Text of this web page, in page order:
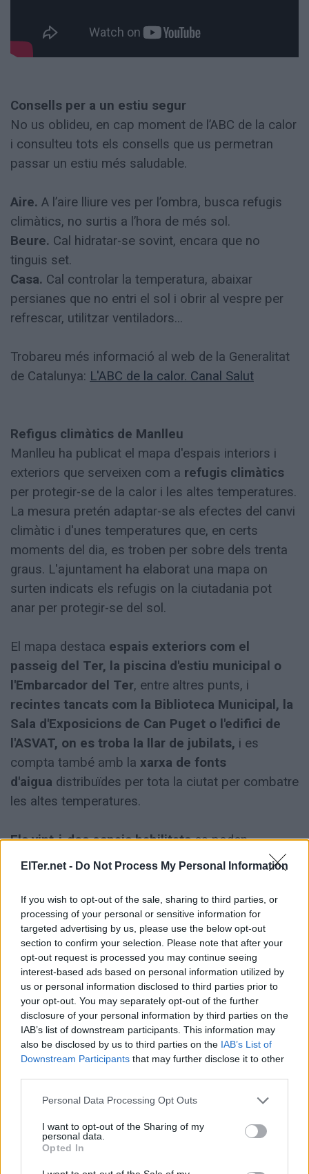
ElTer.net - Do Not Process My Personal Information
If you wish to opt-out of the sale, sharing to third parties, or
processing of your personal or sensitive information for
targeted advertising by us, please use the below opt-out
section to confirm your selection. Please note that after your
opt-out request is processed you may continue seeing
interest-based ads based on personal information utilized by
us or personal information disclosed to third parties prior to
your opt-out. You may separately opt-out of the further
disclosure of your personal information by third parties on the
IAB’s list of downstream participants. This information may
also be disclosed by us to third parties on the IAB’s List of
Downstream Participants that may further disclose it to other
Please note that this website/app uses one or more Google
not limited to your visit or usage behaviour. You may click to
grant or deny consent to Google and its third-party tags to
use your data for below specified purposes in below Google
consent section.
Personal Data Processing Opt Outs
I want to opt-out of the Sharing of my
personal data.
Opted In
Consells per a un estiu segur
No us oblideu, en cap moment de l’ABC de la calor
i consulteu tots els consells que us permetran
passar un estiu més saludable.
Aire. A l’aire lliure ves per l’ombra, busca refugis
climàtics, no surtis a l’hora de més sol.
Beure. Cal hidratar-se sovint, encara que no
tinguis set.
Casa. Cal controlar la temperatura, abaixar
persianes que no entri el sol i obrir al vespre per
refrescar, utilitzar ventiladors...
Trobareu més informació al web de la Generalitat
de Catalunya: L'ABC de la calor. Canal Salut
Refigus climàtics de Manlleu
Manlleu ha publicat el mapa d'espais interiors i
exteriors que serveixen com a refugis climàtics
per protegir-se de la calor i les altes temperatures.
La mesura pretén adaptar-se als efectes del canvi
climàtic i d'unes temperatures que, en certs
moments del dia, es troben per sobre dels trenta
graus. L'ajuntament ha elaborat una mapa on
surten indicats els refugis on la ciutadania pot
anar per protegir-se del sol.
El mapa destaca espais exteriors com el
passeig del Ter, la piscina d'estiu municipal o
l'Embarcador del Ter, entre altres punts, i
recintes tancats com la Biblioteca Municipal, la
Sala d'Exposicions de Can Puget o l'edifici de
l'ASVAT, on es troba la llar de jubilats, i es
compta també amb la xarxa de fonts
d'aigua distribuïdes per tota la ciutat per combatre
les altes temperatures.
Els vint-i-dos espais habilitatses poden
consultar en el mapa o també es pot consultar i